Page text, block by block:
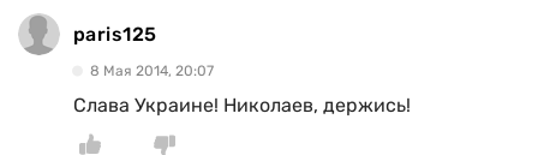
paris125
8 Мая 2014, 20:07
Слава Украине! Николаев, держись!